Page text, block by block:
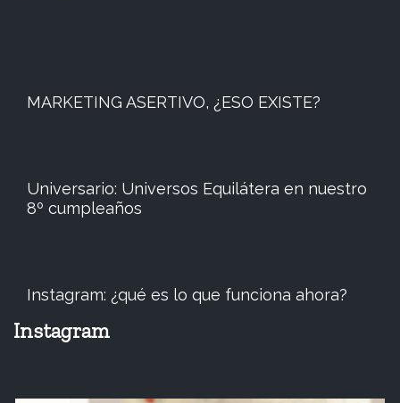
MARKETING ASERTIVO, ¿ESO EXISTE?
Universario: Universos Equilátera en nuestro
8º cumpleaños
Instagram: ¿qué es lo que funciona ahora?
Instagram